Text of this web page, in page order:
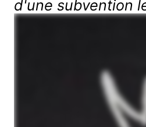
d'une subvention